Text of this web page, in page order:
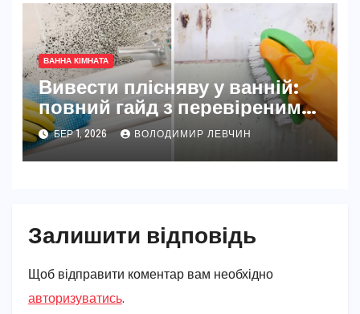
ВАННА КІМНАТА
Вивести плісняву у ванній:
повний гайд з перевіреними
методами
БЕР 1, 2026 ВОЛОДИМИР ЛЕВЧИН
Залишити відповідь
Щоб відправити коментар вам необхідно
авторизуватись.